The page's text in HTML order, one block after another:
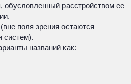
обусловленный расстройством ее
поля зрения остаются
систем).
названий как: